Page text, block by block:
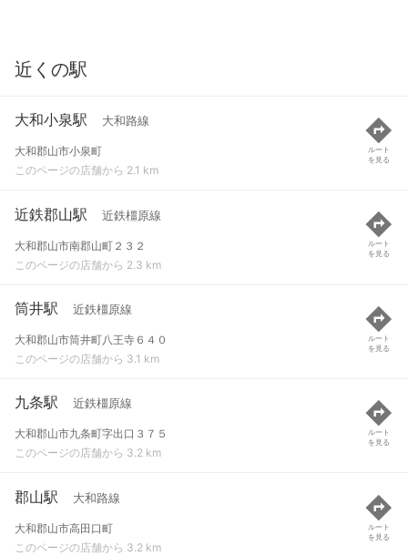
近くの駅
大和小泉駅 大和路線
大和郡山市小泉町
このページの店舗から 2.1 km
ルート
を見る
近鉄郡山駅 近鉄橿原線
大和郡山市南郡山町２３２
このページの店舗から 2.3 km
ルート
を見る
筒井駅 近鉄橿原線
大和郡山市筒井町八王寺６４０
このページの店舗から 3.1 km
ルート
を見る
九条駅 近鉄橿原線
大和郡山市九条町字出口３７５
このページの店舗から 3.2 km
ルート
を見る
郡山駅 大和路線
大和郡山市高田口町
このページの店舗から 3.2 km
ルート
を見る